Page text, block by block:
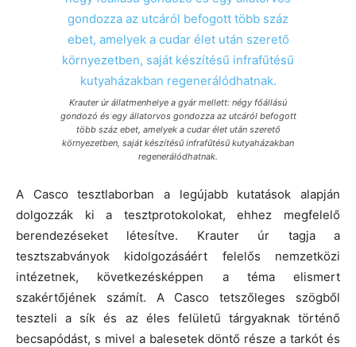
Krauter úr állatmenhelye a gyár mellett: négy főállású
gondozó és egy állatorvos gondozza az utcáról befogott
több száz ebet, amelyek a cudar élet után szerető
környezetben, saját készítésű infrafűtésű kutyaházakban
regenerálódhatnak.
A Casco tesztlaborban a legújabb kutatások alapján
dolgozzák ki a tesztprotokolokat, ehhez megfelelő
berendezéseket létesítve. Krauter úr tagja a
tesztszabványok kidolgozásáért felelős nemzetközi
intézetnek, következésképpen a téma elismert
szakértőjének számít. A Casco tetszőleges szögből
teszteli a sík és az éles felületű tárgyaknak történő
becsapódást, s mivel a balesetek döntő része a tarkót és